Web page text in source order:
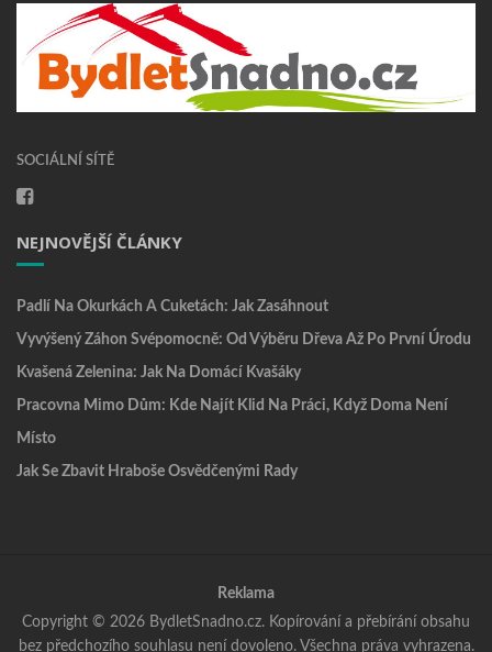
SOCIÁLNÍ SÍTĚ
NEJNOVĚJŠÍ ČLÁNKY
Padlí Na Okurkách A Cuketách: Jak Zasáhnout
Vyvýšený Záhon Svépomocně: Od Výběru Dřeva Až Po První Úrodu
Kvašená Zelenina: Jak Na Domácí Kvašáky
Pracovna Mimo Dům: Kde Najít Klid Na Práci, Když Doma Není
Místo
Jak Se Zbavit Hraboše Osvědčenými Rady
Reklama
Copyright © 2026 BydletSnadno.cz. Kopírování a přebírání obsahu
bez předchozího souhlasu není dovoleno. Všechna práva vyhrazena.